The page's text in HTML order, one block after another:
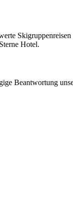
Hotel.
Beantwortung